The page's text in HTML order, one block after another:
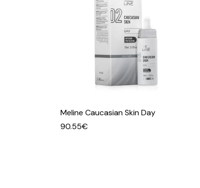
Meline Caucasian Skin Day
90.55€